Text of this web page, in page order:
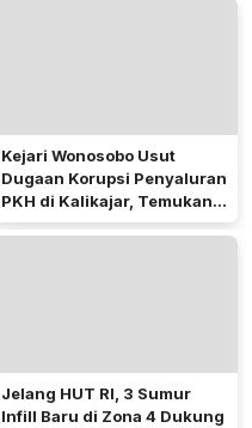
Kejari Wonosobo Usut
Dugaan Korupsi Penyaluran
PKH di Kalikajar, Temukan
Hampir 600 Kartu ATM
Jelang HUT RI, 3 Sumur
Infill Baru di Zona 4 Dukung